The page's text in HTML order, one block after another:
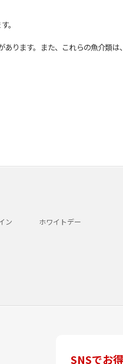
。
ます。また、これらの魚介類は
ン ホワイトデー
SNSでお